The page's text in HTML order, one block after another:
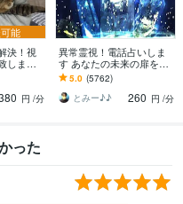
能
決！視
します
係、
の気
円 /分
異常霊視！電話占いしま
す あなたの未来の扉を開
けます(^^)
5.0 (5762)
とみー♪♪
260 円 /分
った